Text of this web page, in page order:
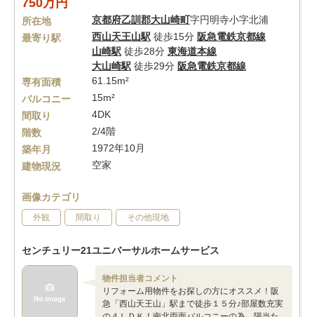
750万円
所在地 京都府乙訓郡大山崎町字円明寺小字北浦
最寄り駅
西山天王山駅 徒歩15分 阪急電鉄京都線
山崎駅 徒歩28分 東海道本線
大山崎駅 徒歩29分 阪急電鉄京都線
専有面積
61.15m²
バルコニー
15m²
間取り
4DK
階数
2/4階
築年月
1972年10月
建物現況
空家
画像カテゴリ
外観 間取り その他現地
センチュリー21ユニバーサルホームサービス
物件担当者コメント
リフォーム用物件をお探しの方にオススメ！阪
急「西山天王山」駅まで徒歩１５分♪部屋数充実